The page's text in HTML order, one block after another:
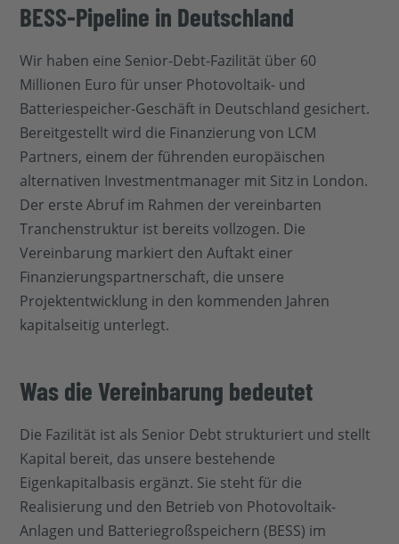
BESS-Pipeline in Deutschland
Wir haben eine Senior-Debt-Fazilität über 60
Millionen Euro für unser Photovoltaik- und
Batteriespeicher-Geschäft in Deutschland gesichert.
Bereitgestellt wird die Finanzierung von LCM
Partners, einem der führenden europäischen
alternativen Investmentmanager mit Sitz in London.
Der erste Abruf im Rahmen der vereinbarten
Tranchenstruktur ist bereits vollzogen. Die
Vereinbarung markiert den Auftakt einer
Finanzierungspartnerschaft, die unsere
Projektentwicklung in den kommenden Jahren
kapitalseitig unterlegt.
Was die Vereinbarung bedeutet
Die Fazilität ist als Senior Debt strukturiert und stellt
Kapital bereit, das unsere bestehende
Eigenkapitalbasis ergänzt. Sie steht für die
Realisierung und den Betrieb von Photovoltaik-
Anlagen und Batteriegroßspeichern (BESS) im